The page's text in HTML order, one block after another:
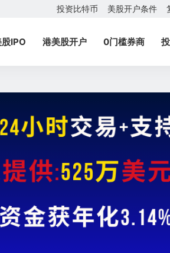
投资比特币 美股开户条件
IPO 港美股开户 0门槛券商